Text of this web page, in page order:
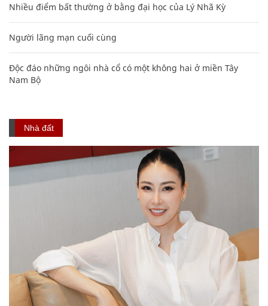
Nhiều điểm bất thường ở bằng đại học của Lý Nhã Kỳ
Người lãng mạn cuối cùng
Độc đáo những ngôi nhà cổ có một không hai ở miền Tây
Nam Bộ
Nhà đất